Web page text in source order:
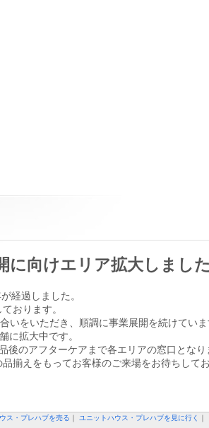
に向けエリア拡大しまし
経過しました。
おります。
いをいただき、順調に事業展開を続けてい
に拡大中です。
後のアフターケアまで各エリアの窓口となり
揃えをもってお客様のご来場をお待ちして
ス・プレハブを売る ユニットハウス・プレハブを見に行く